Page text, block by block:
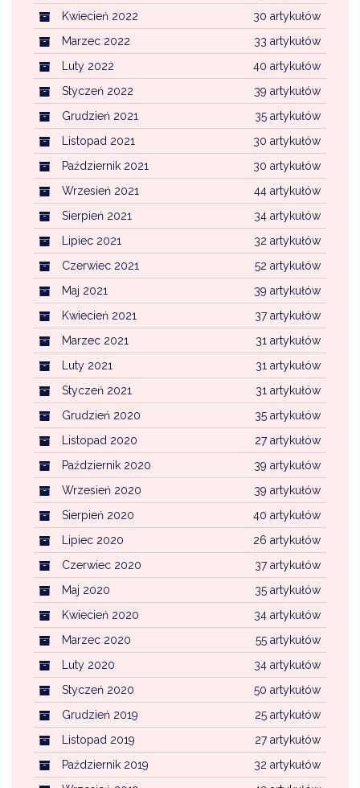
30 artykułów
Kwiecień 2022
33 artykułów
Marzec 2022
40 artykułów
Luty 2022
39 artykułów
Styczeń 2022
35 artykułów
Grudzień 2021
30 artykułów
Listopad 2021
30 artykułów
Październik 2021
44 artykułów
Wrzesień 2021
34 artykułów
Sierpień 2021
32 artykułów
Lipiec 2021
52 artykułów
Czerwiec 2021
39 artykułów
Maj 2021
37 artykułów
Kwiecień 2021
31 artykułów
Marzec 2021
31 artykułów
Luty 2021
31 artykułów
Styczeń 2021
35 artykułów
Grudzień 2020
27 artykułów
Listopad 2020
39 artykułów
Październik 2020
39 artykułów
Wrzesień 2020
40 artykułów
Sierpień 2020
26 artykułów
Lipiec 2020
37 artykułów
Czerwiec 2020
35 artykułów
Maj 2020
34 artykułów
Kwiecień 2020
55 artykułów
Marzec 2020
34 artykułów
Luty 2020
50 artykułów
Styczeń 2020
25 artykułów
Grudzień 2019
27 artykułów
Listopad 2019
32 artykułów
Październik 2019